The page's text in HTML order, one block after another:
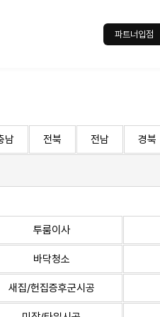
파트너입점
남 전북 전남 경북
투룸이사
바닥청소
새집/헌집증후군시공